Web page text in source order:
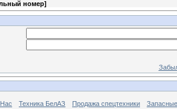
номер]
Техника БелАЗ Продажа спецтехники